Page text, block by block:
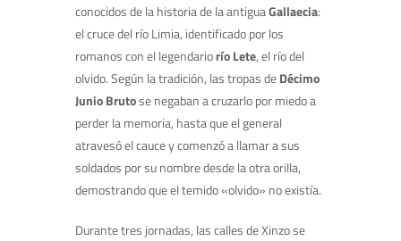
conocidos de la historia de la antiguaGallaecia:
el cruce del río Limia, identificado por los
romanos con el legendariorío Lete, el río del
olvido. Según la tradición, las tropas deDécimo
Junio Brutose negaban a cruzarlo por miedo a
perder la memoria, hasta que el general
atravesó el cauce y comenzó a llamar a sus
soldados por su nombre desde la otra orilla,
demostrando que el temido «olvido» no existía.
Durante tres jornadas, las calles de Xinzo se